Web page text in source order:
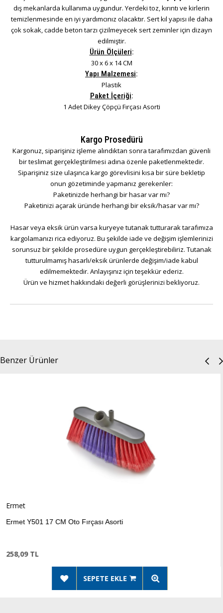
dış mekanlarda kullanıma uygundur. Yerdeki toz, kırıntı ve kirlerin
temizlenmesinde en iyi yardımcınız olacaktır. Sert kıl yapısı ile daha
çok sokak, cadde beton tarzı çizilmeyecek sert zeminler için dizayn
edilmiştir.
Ürün Ölçüleri:
30 x 6 x 14 CM
Yapı Malzemesi:
Plastik
Paket İçeriği:
1 Adet Dikey Çöpçü Fırçası Asorti
Kargo Prosedürü
Kargonuz, siparişiniz işleme alındıktan sonra tarafımızdan güvenli
bir teslimat gerçekleştirilmesi adına özenle paketlenmektedir.
Siparişiniz size ulaşınca kargo görevlisini kısa bir süre bekletip
onun gözetiminde yapmanız gerekenler:
Paketinizde herhangi bir hasar var mı?
Paketinizi açarak üründe herhangi bir eksik/hasar var mı?
Hasar veya eksik ürün varsa kuryeye tutanak tutturarak tarafımıza
kargolamanızı rica ediyoruz. Bu şekilde iade ve değişim işlemlerinizi
sorunsuz bir şekilde prosedüre uygun gerçekleştirebiliriz. Tutanak
tutturulmamış hasarlı/eksik ürünlerde değişim/iade kabul
edilmemektedir. Anlayışınız için teşekkür ederiz.
Ürün ve hizmet hakkındaki değerli görüşlerinizi bekliyoruz.
Benzer Ürünler
CM Oto Fırçası Asorti
SEPETE EKLE